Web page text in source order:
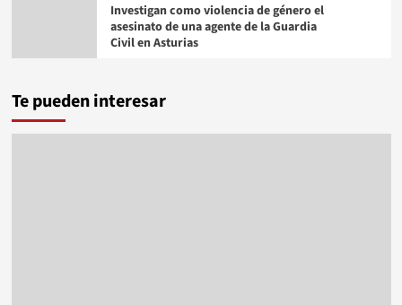
Investigan como violencia de género el
asesinato de una agente de la Guardia
Civil en Asturias
Te pueden interesar